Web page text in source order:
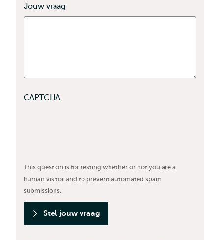
Jouw vraag
CAPTCHA
This question is for testing whether or not you are a
human visitor and to prevent automated spam
submissions.
Stel jouw vraag